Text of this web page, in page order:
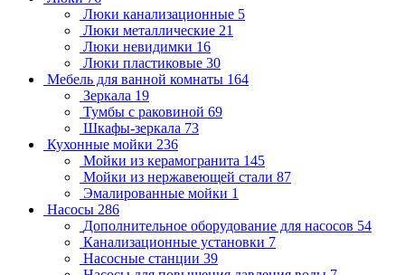
Люки канализационные 5
Люки металлические 21
Люки невидимки 16
Люки пластиковые 30
Мебель для ванной комнаты 164
Зеркала 19
Тумбы с раковиной 69
Шкафы-зеркала 73
Кухонные мойки 236
Мойки из керамогранита 145
Мойки из нержавеющей стали 87
Эмалированные мойки 1
Насосы 286
Дополнительное оборудование для насосов 54
Канализационные установки 7
Насосные станции 39